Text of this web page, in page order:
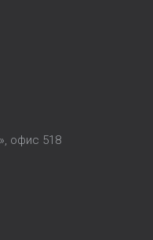
офис 518